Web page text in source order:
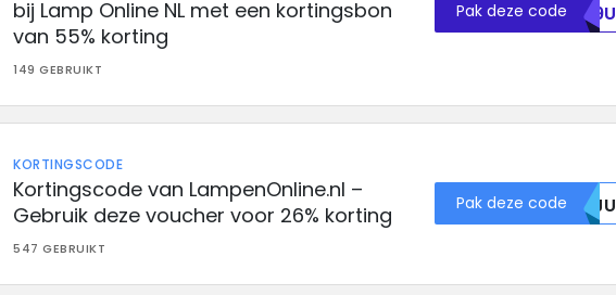
bij Lamp Online NL met een kortingsbon
van 55% korting
149 GEBRUIKT
Pak deze code RU9U
KORTINGSCODE
Kortingscode van LampenOnline.nl –
Gebruik deze voucher voor 26% korting
547 GEBRUIKT
Pak deze code NJJU